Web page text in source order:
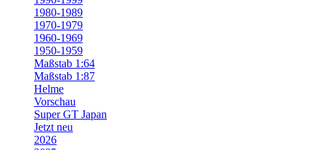
1980-1989
1970-1979
1960-1969
1950-1959
Maßstab 1:64
Maßstab 1:87
Helme
Vorschau
Super GT Japan
Jetzt neu
2026